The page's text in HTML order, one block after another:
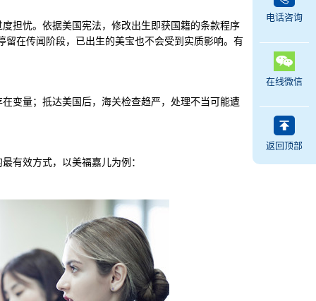
忧。依据美国宪法，修改出生即获国籍的条款程序
在传闻阶段，已出生的美宝也不会受到实质影响。有
量；抵达美国后，海关检查趋严，处理不当可能遭
效方式，以美福嘉儿为例：
电话咨询
在线微信
返回顶部